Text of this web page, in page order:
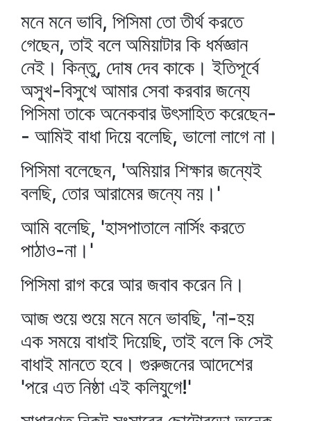
মনে মনে ভাবি, পিসিমা তো তীর্থ করতে
গেছেন, তাই বলে অমিয়াটার কি ধর্মজ্ঞান
নেই। কিন্তু, দোষ দেব কাকে। ইতিপূর্বে
অসুখ-বিসুখে আমার সেবা করবার জন্যে
পিসিমা তাকে অনেকবার উৎসাহিত করেছেন-
- আমিই বাধা দিয়ে বলেছি, ভালো লাগে না।
পিসিমা বলেছেন, 'অমিয়ার শিক্ষার জন্যেই
বলছি, তোর আরামের জন্যে নয়।'
আমি বলেছি, 'হাসপাতালে নার্সিং করতে
পাঠাও-না।'
পিসিমা রাগ করে আর জবাব করেন নি।
আজ শুয়ে শুয়ে মনে মনে ভাবছি, 'না-হয়
এক সময়ে বাধাই দিয়েছি, তাই বলে কি সেই
বাধাই মানতে হবে। গুরুজনের আদেশের
'পরে এত নিষ্ঠা এই কলিযুগে!'